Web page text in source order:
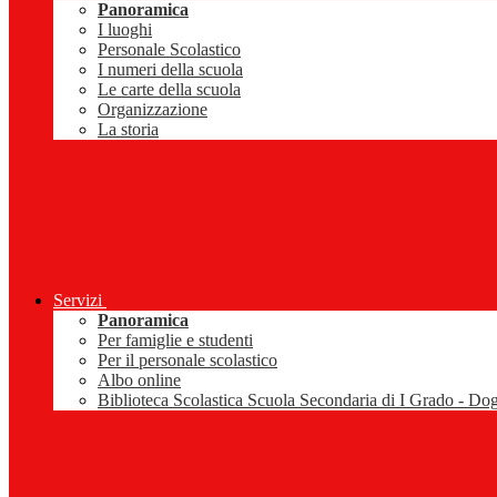
Panoramica
I luoghi
Personale Scolastico
I numeri della scuola
Le carte della scuola
Organizzazione
La storia
Servizi
Panoramica
Per famiglie e studenti
Per il personale scolastico
Albo online
Biblioteca Scolastica Scuola Secondaria di I Grado -